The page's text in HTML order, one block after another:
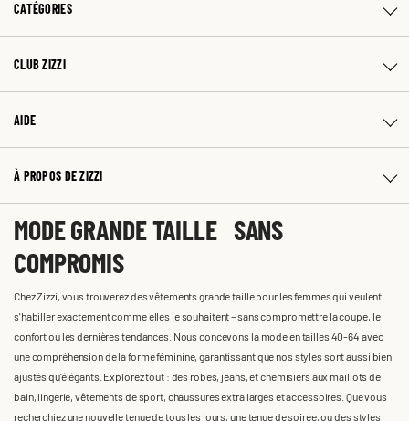
CATÉGORIES
CLUB ZIZZI
AIDE
À PROPOS DE ZIZZI
MODE GRANDE TAILLE SANS
COMPROMIS
Chez Zizzi, vous trouverez des vêtements grande taille pour les femmes qui veulent
s'habiller exactement comme elles le souhaitent – sans compromettre la coupe, le
confort ou les dernières tendances. Nous concevons la mode en tailles 40-64 avec
une compréhension de la forme féminine, garantissant que nos styles sont aussi bien
ajustés qu'élégants. Explorez tout : des robes, jeans, et chemisiers aux maillots de
bain, lingerie, vêtements de sport, chaussures extra larges et accessoires. Que vous
recherchiez une nouvelle tenue de tous les jours, une tenue de soirée, ou des styles